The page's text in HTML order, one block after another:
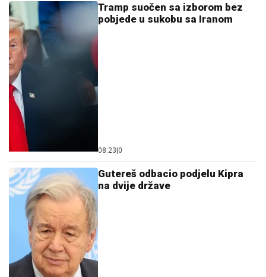
Tramp suočen sa izborom bez
pobjede u sukobu sa Iranom
08:23 0
Gutereš odbacio podjelu Kipra
na dvije države